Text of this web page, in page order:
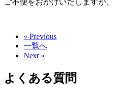
« Previous
一覧へ
Next »
よくある質問